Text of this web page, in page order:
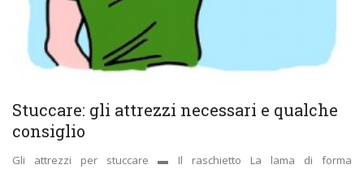
Stuccare: gli attrezzi necessari e qualche
consiglio
Gli attrezzi per stuccare ▬ Il raschietto La lama di forma